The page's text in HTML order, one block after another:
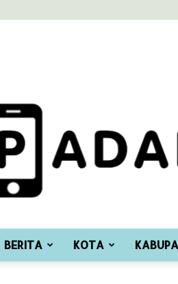
BERITA KOTA